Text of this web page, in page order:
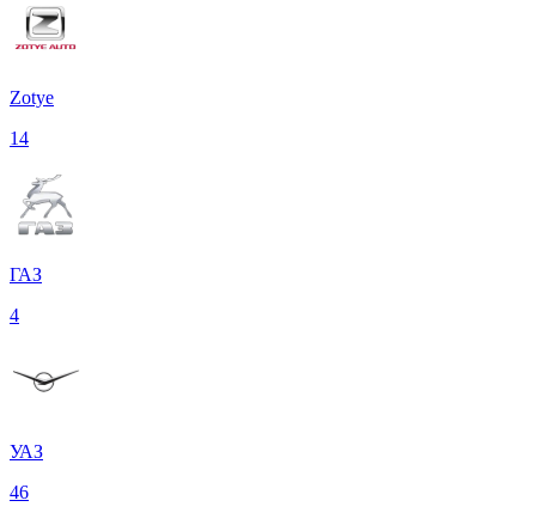
Zotye
14
ГАЗ
4
УАЗ
46